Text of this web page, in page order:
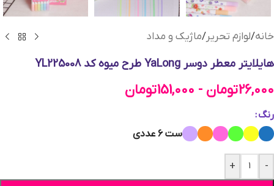
خانه/لوازم تحریر/ماژیک و مداد
هایلایتر معطر دوسر YaLong طرح میوه کد YL225008
26,000تومان -
151,000تومان
رنگ
ست ۶ عددی
-
+